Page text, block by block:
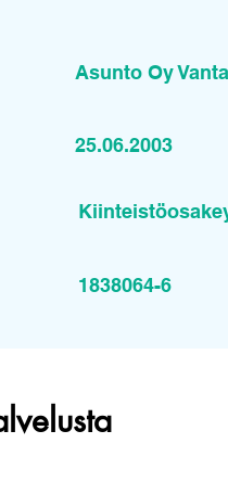
Asunto Oy
25.06.2003
1838064-6